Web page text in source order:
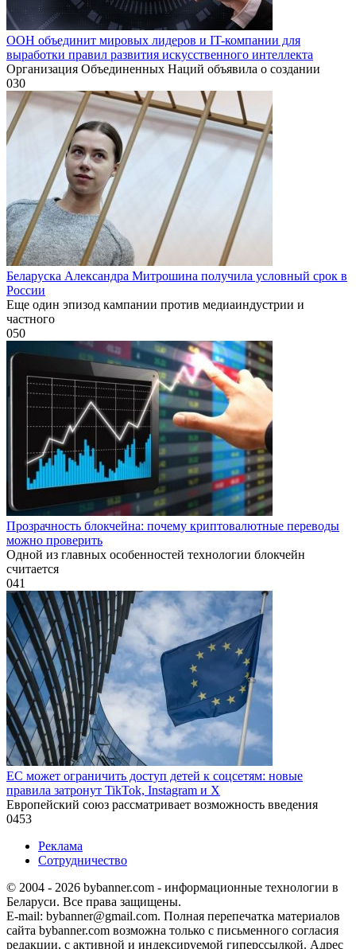
ООН объединит мировых лидеров и IT-компании для
выработки правил развития искусственного интеллекта
Организация Объединенных Наций объявила о создании
030
Беларуска Александра Митрошина получила условный срок в
России
Еще один эпизод кампании против медиаиндустрии и
частного
050
Прозрачность блокчейна: почему криптовалютные переводы
можно проверить
Одной из главных особенностей технологии блокчейн
считается
041
ЕС может ограничить доступ детей к соцсетям: новые
правила затронут TikTok, Instagram и X
Европейский союз рассматривает возможность введения
0453
Реклама
Сотрудничество
© 2004 - 2026 bybanner.com - информационные технологии в
Беларуси. Все права защищены.
E-mail: bybanner@gmail.com. Полная перепечатка материалов
сайта bybanner.com возможна только с письменного согласия
редакции, с активной и индексируемой гиперссылкой. Адрес